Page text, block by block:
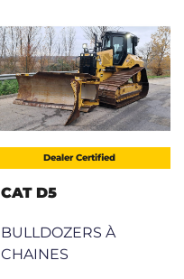
Dealer Certified
CAT D5
BULLDOZERS À
CHAINES